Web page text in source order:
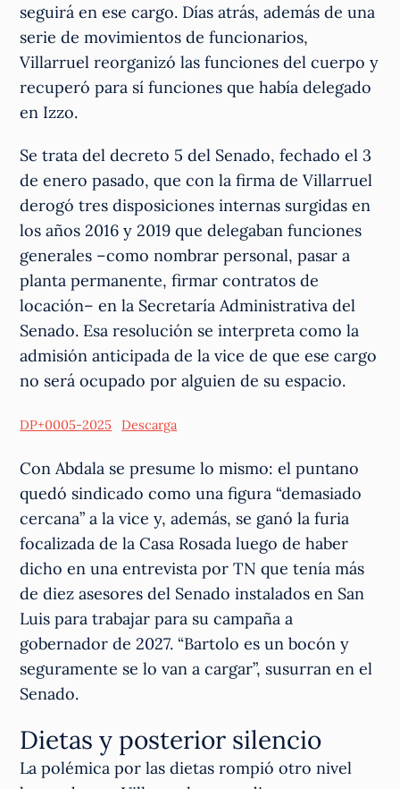
seguirá en ese cargo. Días atrás, además de una
serie de movimientos de funcionarios,
Villarruel reorganizó las funciones del cuerpo y
recuperó para sí funciones que había delegado
en Izzo.
Se trata del decreto 5 del Senado, fechado el 3
de enero pasado, que con la firma de Villarruel
derogó tres disposiciones internas surgidas en
los años 2016 y 2019 que delegaban funciones
generales –como nombrar personal, pasar a
planta permanente, firmar contratos de
locación– en la Secretaría Administrativa del
Senado. Esa resolución se interpreta como la
admisión anticipada de la vice de que ese cargo
no será ocupado por alguien de su espacio.
DP+0005-2025 Descarga
Con Abdala se presume lo mismo: el puntano
quedó sindicado como una figura “demasiado
cercana” a la vice y, además, se ganó la furia
focalizada de la Casa Rosada luego de haber
dicho en una entrevista por TN que tenía más
de diez asesores del Senado instalados en San
Luis para trabajar para su campaña a
gobernador de 2027. “Bartolo es un bocón y
seguramente se lo van a cargar”, susurran en el
Senado.
Dietas y posterior silencio
La polémica por las dietas rompió otro nivel